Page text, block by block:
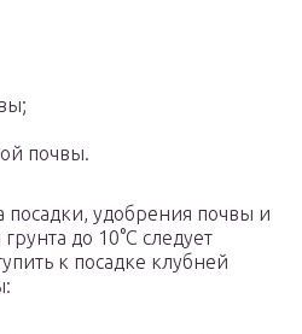
почвы.
посадки, удобрения почвы и
до 10°C следует
к посадке клубней